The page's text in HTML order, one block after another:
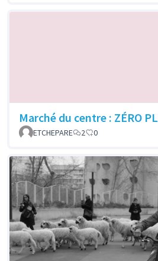
Marché du centre : ZÉRO
ETCHEPARE
2 0